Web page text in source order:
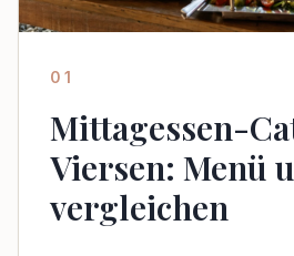
01
Mittagessen-
Viersen: Menü
vergleichen